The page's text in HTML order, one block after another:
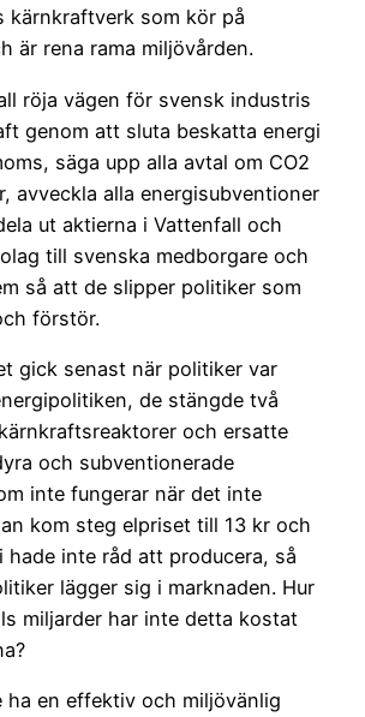
kärnkraftverk som kör på
är rena rama miljövården.
röja vägen för svensk industris
genom att sluta beskatta energi
säga upp alla avtal om CO2
avveckla alla energisubventioner
ut aktierna i Vattenfall och
till svenska medborgare och
så att de slipper politiker som
förstör.
gick senast när politiker var
de stängde två
och ersatte
och subventionerade
inte fungerar när det inte
kom steg elpriset till 13 kr och
hade inte råd att producera, så
lägger sig i marknaden. Hur
miljarder har inte detta kostat
ha en effektiv och miljövänlig